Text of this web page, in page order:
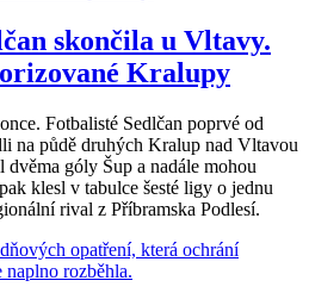
skončila u Vltavy.
Kralupy
Fotbalisté Sedlčan poprvé od
na půdě druhých Kralup nad Vltavou
góly Šup a nadále mohou
klesl v tabulce šesté ligy o jednu
rival z Příbramska Podlesí.